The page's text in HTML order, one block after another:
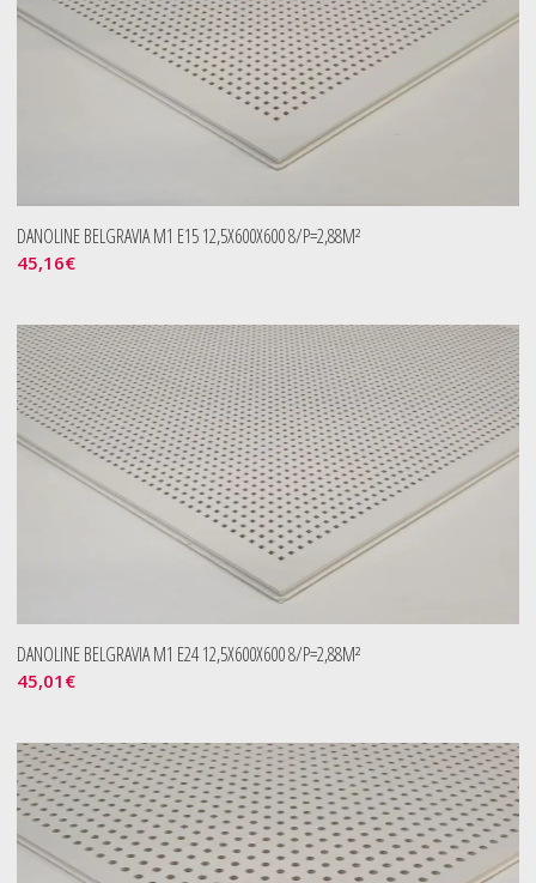
DANOLINE BELGRAVIA M1 E15 12,5X600X600 8/P=2,88M²
45,16€
DANOLINE BELGRAVIA M1 E24 12,5X600X600 8/P=2,88M²
45,01 €